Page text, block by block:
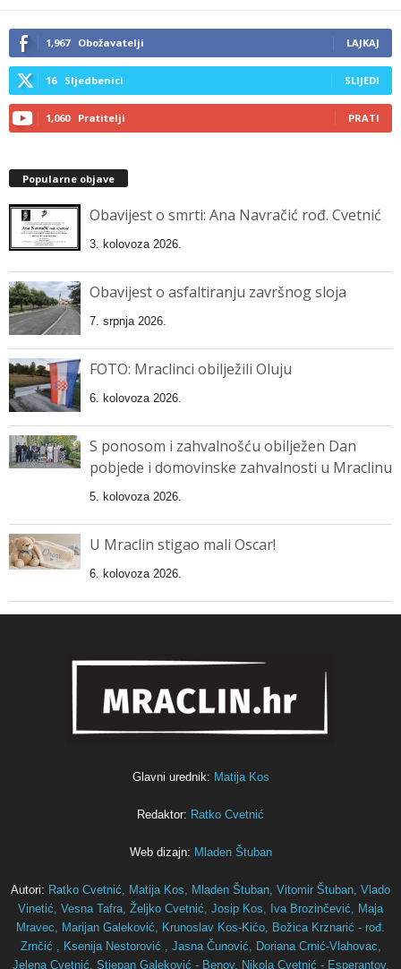
1,967 Obožavatelji LAJKAJ
16 Sljedbenici SLIJEDI
1,060 Pratitelji PRATI
Popularne objave
Obavijest o smrti: Ana Navračić rođ. Cvetnić
3. kolovoza 2026.
Obavijest o asfaltiranju završnog sloja
7. srpnja 2026.
FOTO: Mraclinci obilježili Oluju
6. kolovoza 2026.
S ponosom i zahvalnošću obilježen Dan
pobjede i domovinske zahvalnosti u Mraclinu
5. kolovoza 2026.
U Mraclin stigao mali Oscar!
6. kolovoza 2026.
Glavni urednik: Matija Kos
Redaktor: Ratko Cvetnić
Web dizajn: Mladen Štuban
Autori: Ratko Cvetnić, Matija Kos, Mladen Štuban, Vitomir Štuban, Vlado
Vinetić, Vesna Tafra, Željko Cvetnić, Josip Kos, Iva Brozinčević, Maja
Mravec, Marijan Galeković, Krunoslav Kos-Kićo, Božica Krznarić - rođ.
Zrnčić , Ksenija Nestorović , Jasna Čunović, Doriana Crnić-Vlahovac,
Jelena Cvetnić, Stjepan Galeković - Benov, Nikola Cvetnić - Esperantov,